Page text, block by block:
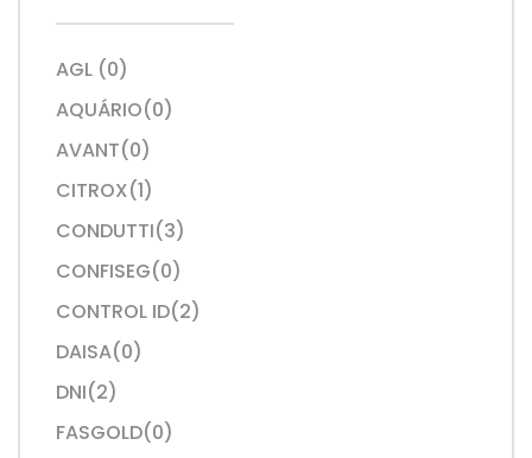
AGL (0)
AQUÁRIO(0)
AVANT(0)
CITROX(1)
CONDUTTI(3)
CONFISEG(0)
CONTROL ID(2)
DAISA(0)
DNI(2)
FASGOLD(0)